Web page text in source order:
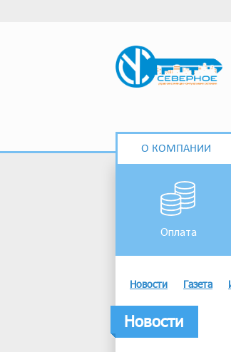
О КОМПАНИИ
Оплата
Новости Газета
Новости